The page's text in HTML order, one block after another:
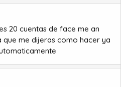
20 cuentas de face me an
me dijeras como hacer ya